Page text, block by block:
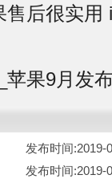
后很实用
果9月发
发布时间:2019-
发布时间:2019-